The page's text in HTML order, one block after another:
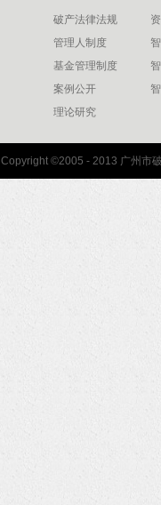
破产法律法规
管理人制度
基金管理制度
案例公开
理论研究
Copyright ©2005 - 2013 广州市